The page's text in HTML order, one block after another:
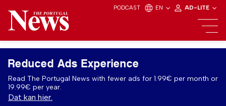
PODCAST EN AD-LITE
Reduced Ads Experience
Read The Portugal News with fewer ads for 1.99€ per month or
19.99€ per year.
Dat kan hier.